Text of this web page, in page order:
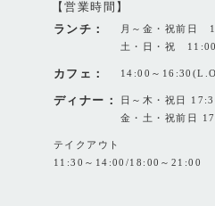
【営業時間】
ランチ：
月～金・祝前日
土・日・祝
カフェ： 14:00～
ディナー：
日～木・祝日
金・土・祝前日
テイクアウト
11:30～14:00/18:00～21:00